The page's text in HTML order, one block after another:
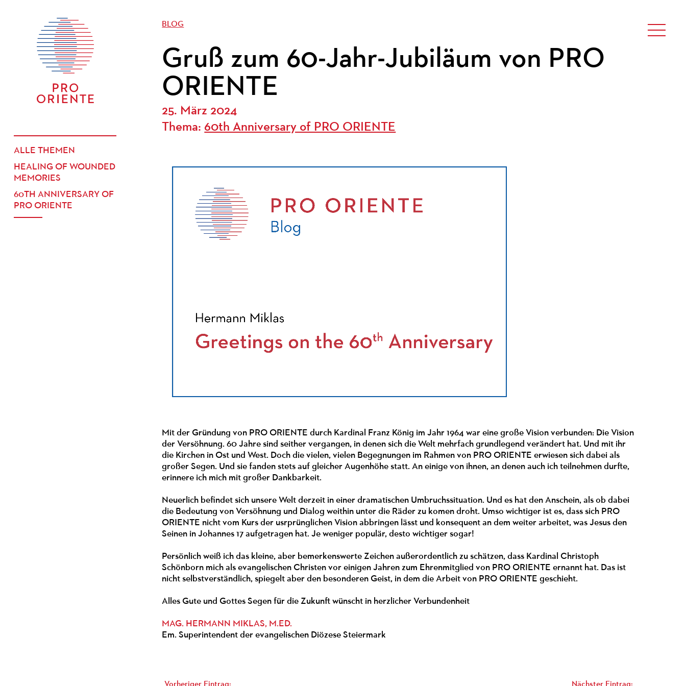
ALLE THEMEN
HEALING OF WOUNDED
MEMORIES
60TH ANNIVERSARY OF
PRO ORIENTE
BLOG
Gruß zum 60-Jahr-Jubiläum von PRO
ORIENTE
25. März 2024
Thema: 60th Anniversary of PRO ORIENTE
Mit der Gründung von PRO ORIENTE durch Kardinal Franz König im Jahr 1964 war eine große Vision verbunden: Die Vision
der Versöhnung. 60 Jahre sind seither vergangen, in denen sich die Welt mehrfach grundlegend verändert hat. Und mit ihr
die Kirchen in Ost und West. Doch die vielen, vielen Begegnungen im Rahmen von PRO ORIENTE erwiesen sich dabei als
großer Segen. Und sie fanden stets auf gleicher Augenhöhe statt. An einige von ihnen, an denen auch ich teilnehmen durfte,
erinnere ich mich mit großer Dankbarkeit.
Neuerlich befindet sich unsere Welt derzeit in einer dramatischen Umbruchssituation. Und es hat den Anschein, als ob dabei
die Bedeutung von Versöhnung und Dialog weithin unter die Räder zu komen droht. Umso wichtiger ist es, dass sich PRO
ORIENTE nicht vom Kurs der usrprünglichen Vision abbringen lässt und konsequent an dem weiter arbeitet, was Jesus den
Seinen in Johannes 17 aufgetragen hat. Je weniger populär, desto wichtiger sogar!
Persönlich weiß ich das kleine, aber bemerkenswerte Zeichen außerordentlich zu schätzen, dass Kardinal Christoph
Schönborn mich als evangelischen Christen vor einigen Jahren zum Ehrenmitglied von PRO ORIENTE ernannt hat. Das ist
nicht selbstverständlich, spiegelt aber den besonderen Geist, in dem die Arbeit von PRO ORIENTE geschieht.
Alles Gute und Gottes Segen für die Zukunft wünscht in herzlicher Verbundenheit
MAG. HERMANN MIKLAS, M.ED.
Em. Superintendent der evangelischen Diözese Steiermark
Vorheriger Eintrag: Nächster Eintrag: